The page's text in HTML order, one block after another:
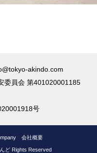
akindo.com
委員会 第401020001185
号
会社概要
ど Rights Reserved